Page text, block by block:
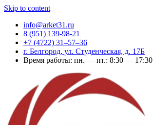
Skip to content
info@arket31.ru
8 (951) 139-98-21
+7 (4722) 31‒57‒36
г. Белгород, ул. Студенческая, д. 17Б
Время работы: пн. — пт.: 8:30 — 17:30